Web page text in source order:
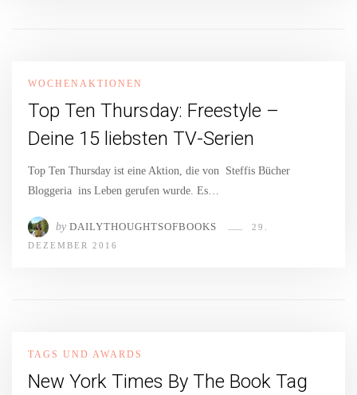
WOCHENAKTIONEN
Top Ten Thursday: Freestyle –
Deine 15 liebsten TV-Serien
Top Ten Thursday ist eine Aktion, die von Steffis Bücher
Bloggeria ins Leben gerufen wurde. Es…
by DAILYTHOUGHTSOFBOOKS
29.
DEZEMBER 2016
TAGS UND AWARDS
New York Times By The Book Tag